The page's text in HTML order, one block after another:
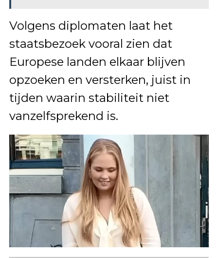
Volgens diplomaten laat het
staatsbezoek vooral zien dat
Europese landen elkaar blijven
opzoeken en versterken, juist in
tijden waarin stabiliteit niet
vanzelfsprekend is.